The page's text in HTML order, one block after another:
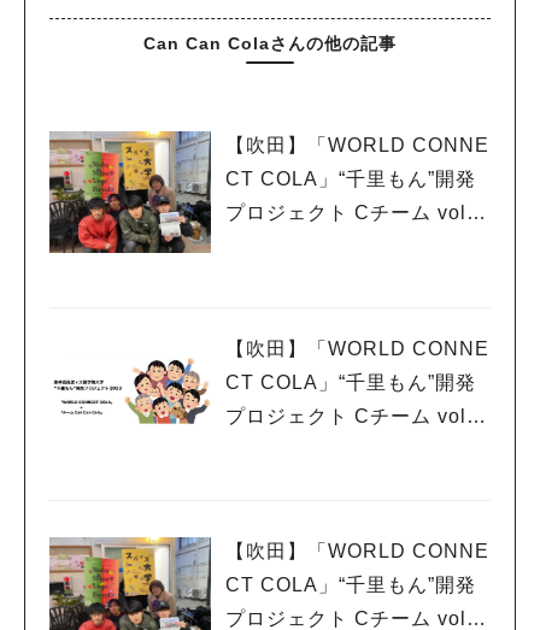
Can Can Colaさんの他の記事
【吹田】「WORLD CONNE
CT COLA」“千里もん”開発
プロジェクト Cチーム vol.1
【吹田】「WORLD CONNE
CT COLA」“千里もん”開発
プロジェクト Cチーム vol.9
【吹田】「WORLD CONNE
CT COLA」“千里もん”開発
プロジェクト Cチーム vol.8